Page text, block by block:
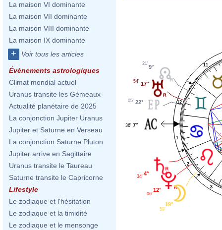
La maison VI dominante
La maison VII dominante
La maison VIII dominante
La maison IX dominante
+ Voir tous les articles
Évènements astrologiques
Climat mondial actuel
Uranus transite les Gémeaux
Actualité planétaire de 2025
La conjonction Jupiter Uranus
Jupiter et Saturne en Verseau
La conjonction Saturne Pluton
Jupiter arrive en Sagittaire
Uranus transite le Taureau
Saturne transite le Capricorne
Lifestyle
Le zodiaque et l'hésitation
Le zodiaque et la timidité
Le zodiaque et le mensonge
1
2
3
11
12
9°
21'
17°
54'
22°
05'
7°
36'
4°
34'
12°
06'
19°
59'